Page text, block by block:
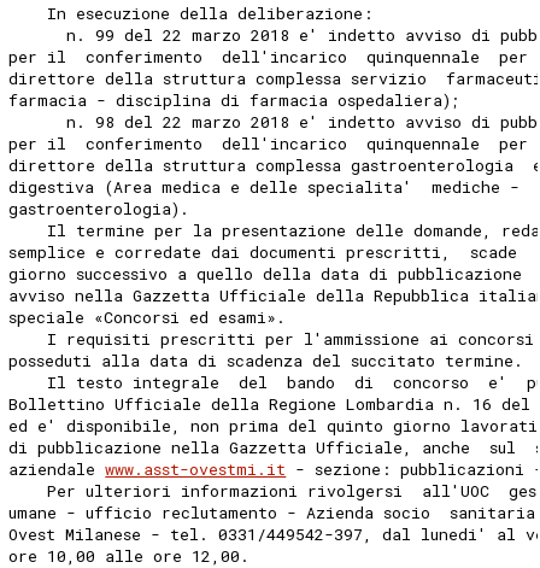
    In esecuzione della deliberazione:
n. 99 del 22 marzo 2018 e' indetto avviso di
per il  conferimento  dell'incarico  quinquennale  per
direttore della struttura complessa servizio
farmacia - disciplina di farmacia ospedaliera);
n. 98 del 22 marzo 2018 e' indetto avviso di
per il  conferimento  dell'incarico  quinquennale  per
direttore della struttura complessa gastroenterologia
digestiva (Area medica e delle specialita'  mediche
gastroenterologia).
Il termine per la presentazione delle domande,
semplice e corredate dai documenti prescritti,  scade
giorno successivo a quello della data di pubblicazione
avviso nella Gazzetta Ufficiale della Repubblica
speciale «Concorsi ed esami».
I requisiti prescritti per l'ammissione ai concorsi
posseduti alla data di scadenza del succitato termine.
Il testo integrale  del  bando  di  concorso  e'
Bollettino Ufficiale della Regione Lombardia n. 16 del
ed e' disponibile, non prima del quinto giorno
di pubblicazione nella Gazzetta Ufficiale, anche  sul
aziendale www.asst-ovestmi.it - sezione:
Per ulteriori informazioni rivolgersi  all'UOC
umane - ufficio reclutamento - Azienda socio
Ovest Milanese - tel. 0331/449542-397, dal lunedi' al
ore 10,00 alle ore 12,00.